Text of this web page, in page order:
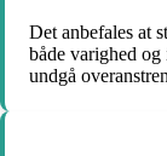
Det anbefales at
både varighed
undgå